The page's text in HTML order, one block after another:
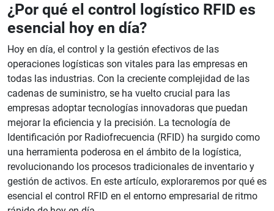
¿Por qué el control logístico RFID es
esencial hoy en día?
Hoy en día, el control y la gestión efectivos de las
operaciones logísticas son vitales para las empresas en
todas las industrias. Con la creciente complejidad de las
cadenas de suministro, se ha vuelto crucial para las
empresas adoptar tecnologías innovadoras que puedan
mejorar la eficiencia y la precisión. La tecnología de
Identificación por Radiofrecuencia (RFID) ha surgido como
una herramienta poderosa en el ámbito de la logística,
revolucionando los procesos tradicionales de inventario y
gestión de activos. En este artículo, exploraremos por qué es
esencial el control RFID en el entorno empresarial de ritmo